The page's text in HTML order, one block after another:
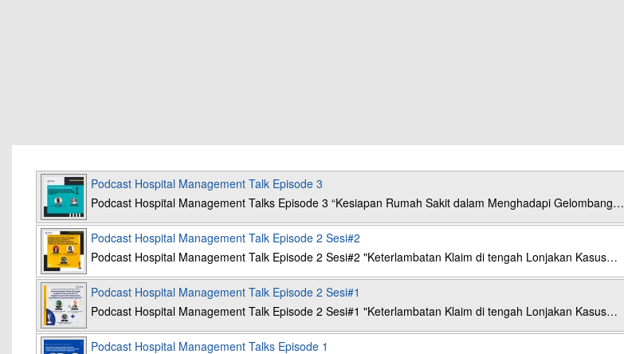
Podcast Hospital Management Talk Episode 3
Podcast Hospital Management Talks Episode 3 “Kesiapan Rumah Sakit dalam Menghadapi Gelombang…
Podcast Hospital Management Talk Episode 2 Sesi#2
Podcast Hospital Management Talk Episode 2 Sesi#2 "Keterlambatan Klaim di tengah Lonjakan Kasus…
Podcast Hospital Management Talk Episode 2 Sesi#1
Podcast Hospital Management Talk Episode 2 Sesi#1 "Keterlambatan Klaim di tengah Lonjakan Kasus…
Podcast Hospital Management Talks Episode 1